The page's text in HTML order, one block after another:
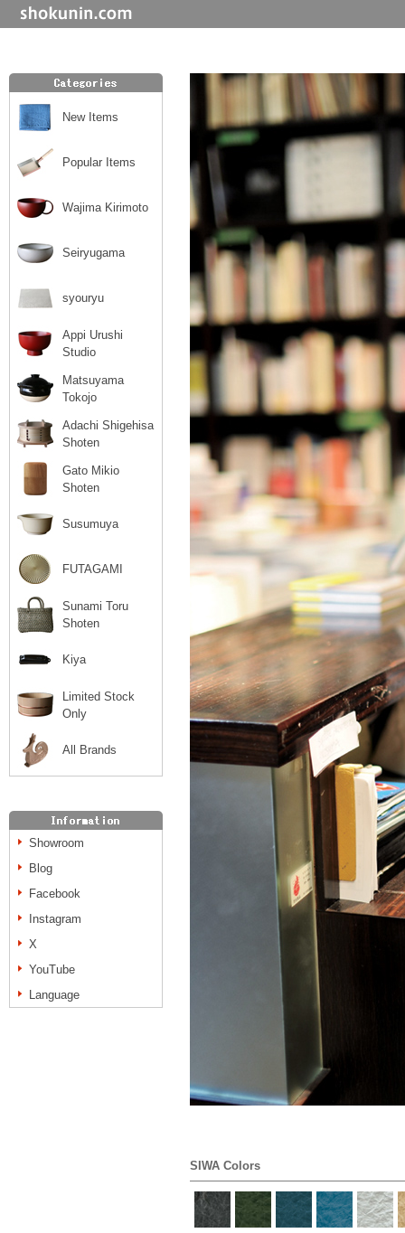
New Items
Popular Items
Wajima Kirimoto
Seiryugama
syouryu
Appi Urushi
Studio
Matsuyama
Tokojo
Adachi Shigehisa
Shoten
Gato Mikio
Shoten
Susumuya
FUTAGAMI
Sunami Toru
Shoten
Kiya
Limited Stock
Only
All Brands
Showroom
Blog
Facebook
Instagram
X
YouTube
Language
SIWA Colors